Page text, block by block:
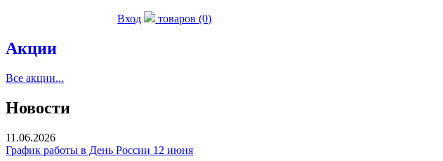
Вход товаров (0)
Акции
Все акции...
Новости
11.06.2026
График работы в День России 12 июня